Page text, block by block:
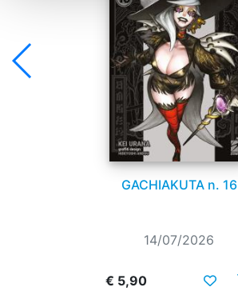
GACHIAKUTA n. 16
14/07/2026
€ 5,90